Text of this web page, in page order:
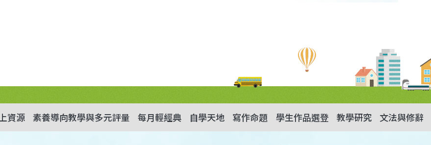
資源 素養導向教學與多元評量 每月輕經典 自學天地 寫作命題 學生作品選登 教學研究 文法與修辭